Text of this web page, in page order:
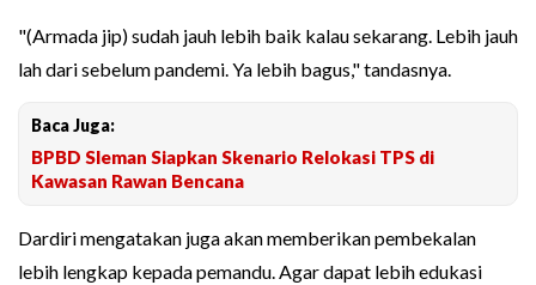
"(Armada jip) sudah jauh lebih baik kalau sekarang. Lebih jauh
lah dari sebelum pandemi. Ya lebih bagus," tandasnya.
Baca Juga:
BPBD Sleman Siapkan Skenario Relokasi TPS di
Kawasan Rawan Bencana
Dardiri mengatakan juga akan memberikan pembekalan
lebih lengkap kepada pemandu. Agar dapat lebih edukasi